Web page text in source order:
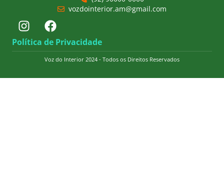
vozdointerior.am@gmail.com
Política de Privacidade
Voz do Interior 2024 - Todos os Direitos Reservados